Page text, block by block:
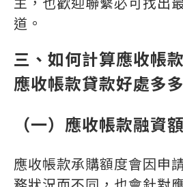
主，也歡迎聯繫必可找出
道。
三、如何計算應收帳
應收帳款貸款好處多多
（一）應收帳款融資
應收帳款承購額度會因申